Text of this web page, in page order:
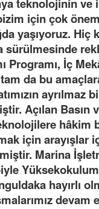
teknolojinin
için çok
yaşıyoruz.
İç
da bu
ayrılmaz
Açılan Basın
için
Marina
hayırlı
devam